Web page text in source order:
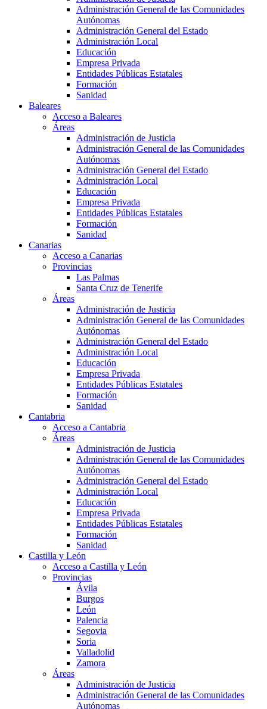
Administración General de las Comunidades
Autónomas
Administración General del Estado
Administración Local
Educación
Empresa Privada
Entidades Públicas Estatales
Formación
Sanidad
Baleares
Acceso a Baleares
Áreas
Administración de Justicia
Administración General de las Comunidades
Autónomas
Administración General del Estado
Administración Local
Educación
Empresa Privada
Entidades Públicas Estatales
Formación
Sanidad
Canarias
Acceso a Canarias
Provincias
Las Palmas
Santa Cruz de Tenerife
Áreas
Administración de Justicia
Administración General de las Comunidades
Autónomas
Administración General del Estado
Administración Local
Educación
Empresa Privada
Entidades Públicas Estatales
Formación
Sanidad
Cantabria
Acceso a Cantabria
Áreas
Administración de Justicia
Administración General de las Comunidades
Autónomas
Administración General del Estado
Administración Local
Educación
Empresa Privada
Entidades Públicas Estatales
Formación
Sanidad
Castilla y León
Acceso a Castilla y León
Provincias
Ávila
Burgos
León
Palencia
Segovia
Soria
Valladolid
Zamora
Áreas
Administración de Justicia
Administración General de las Comunidades
Autónomas